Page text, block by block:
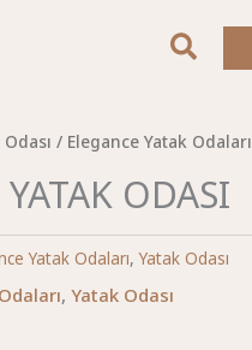
Arama
/ Elegance Yatak Odaları
YATAK ODASI
Yatak Odaları,Yatak Odası
,Yatak Odası